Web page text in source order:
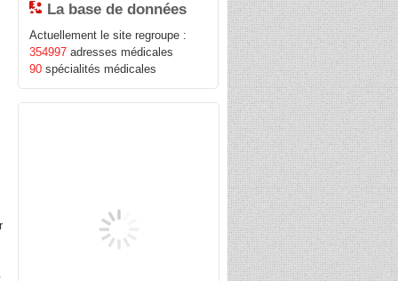
La base de données
Actuellement le site regroupe :
354997 adresses médicales
90 spécialités médicales